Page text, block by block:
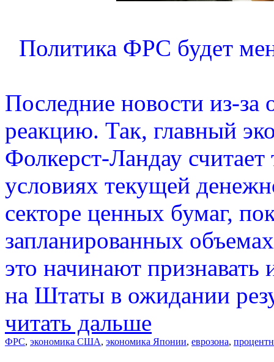
Политика ФРС будет
Последние новости из-
реакцию. Так, главный
Фолкерст-Ландау
условиях текущей
секторе ценных бумаг,
запланированных
это начинают
на Штаты в ожидании
читать дальше
ФРС, экономика США, экономика Японии, еврозона,